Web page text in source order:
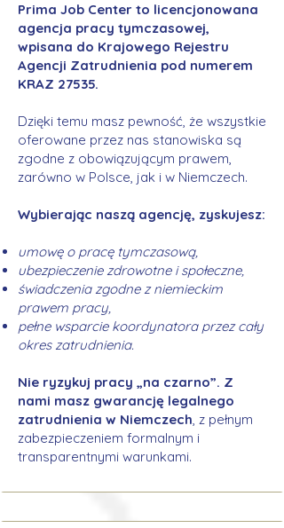
Prima Job Center to licencjonowana
agencja pracy tymczasowej,
wpisana do Krajowego Rejestru
Agencji Zatrudnienia pod numerem
KRAZ 27535.
Dzięki temu masz pewność, że wszystkie
oferowane przez nas stanowiska są
zgodne z obowiązującym prawem,
zarówno w Polsce, jak i w Niemczech.
Wybierając naszą agencję, zyskujesz:
umowę o pracę tymczasową,
ubezpieczenie zdrowotne i społeczne,
świadczenia zgodne z niemieckim
prawem pracy,
pełne wsparcie koordynatora przez cały
okres zatrudnienia.
Nie ryzykuj pracy „na czarno”. Z
nami masz gwarancję legalnego
zatrudnienia w Niemczech, z pełnym
zabezpieczeniem formalnym i
transparentnymi warunkami.